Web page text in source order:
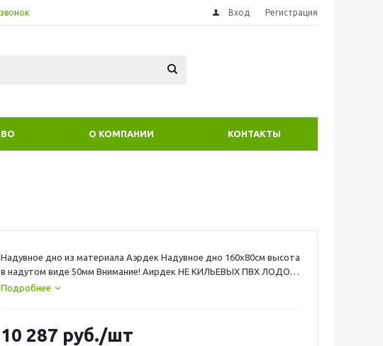
Вход Регистрация
О КОМПАНИИ КОНТАКТЫ
Надувное дно из материала Аэрдек Надувное дно 160х80см высота
в надутом виде 50мм Внимание! Аирдек НЕ КИЛЬЕВЫХ ПВХ ЛОДОК (
этот лодки не имеющие надувной киль)
Подробнее
10 287 руб./шт